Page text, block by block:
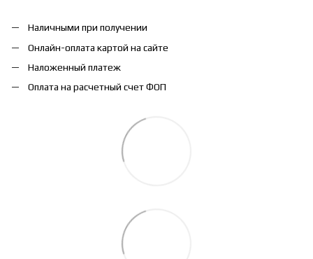
Наличными при получении
Онлайн-оплата картой на сайте
Наложенный платеж
Оплата на расчетный счет ФОП